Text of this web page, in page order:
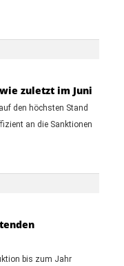
zuletzt im Juni
den höchsten Stand
an die Sanktionen
bis zum Jahr